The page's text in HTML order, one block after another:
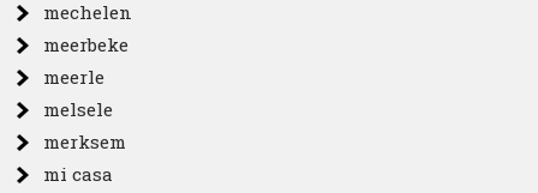
mechelen
meerbeke
meerle
melsele
merksem
mi casa